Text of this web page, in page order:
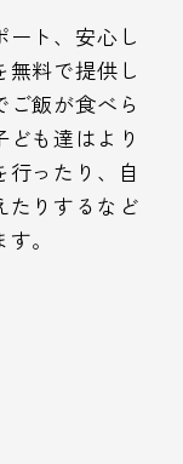
ート、安心し
無料で提供し
ご飯が食べら
も達はより
行ったり、自
たりするなど
。